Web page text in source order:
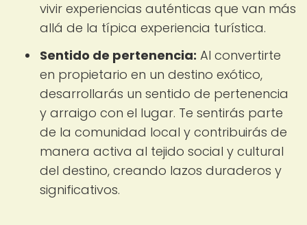
vivir experiencias auténticas que van más
allá de la típica experiencia turística.
Sentido de pertenencia: Al convertirte
en propietario en un destino exótico,
desarrollarás un sentido de pertenencia
y arraigo con el lugar. Te sentirás parte
de la comunidad local y contribuirás de
manera activa al tejido social y cultural
del destino, creando lazos duraderos y
significativos.